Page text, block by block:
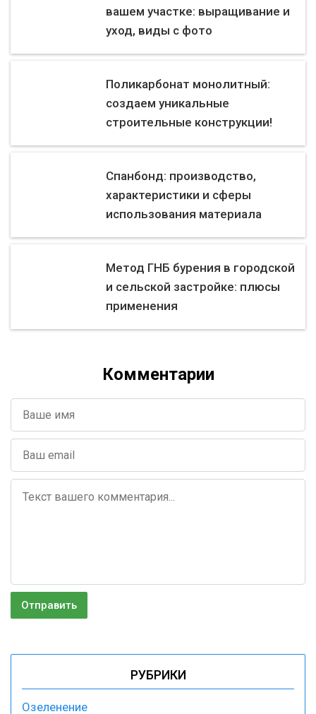
РУБРИКИ
Озеленение
вашем участке: выращивание и
уход, виды с фото
Поликарбонат монолитный:
создаем уникальные
строительные конструкции!
Спанбонд: производство,
характеристики и сферы
использования материала
Метод ГНБ бурения в городской
и сельской застройке: плюсы
применения
Комментарии